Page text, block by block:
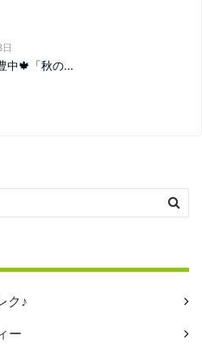
中🍁「秋の...
ク♪
ー